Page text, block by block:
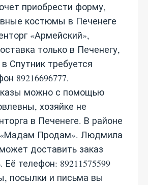
приобрести форму,
костюмы в Печенеге
«Армейский»,
только в Печенегу,
Спутник требуется
89216696777.
можно с помощью
хозяйке не
в Печенеге. В районе
«Мадам Продам». Людмила
доставить заказ
Её телефон: 89211575599
посылки и письма вы